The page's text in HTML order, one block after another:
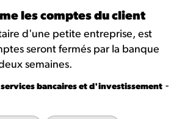
les comptes du client
d'une petite entreprise, est
seront fermés par la banque
semaines.
bancaires et d'investissement -